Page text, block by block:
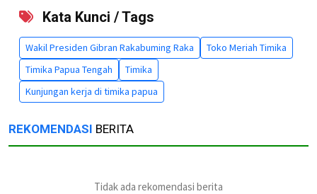
Kata Kunci / Tags
Wakil Presiden Gibran Rakabuming Raka
Toko Meriah Timika
Timika Papua Tengah
Timika
Kunjungan kerja di timika papua
REKOMENDASI BERITA
Tidak ada rekomendasi berita